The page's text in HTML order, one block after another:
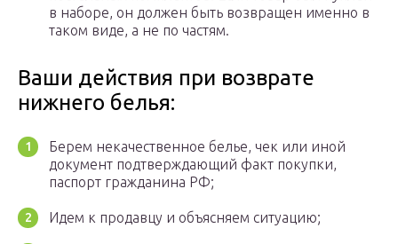
в наборе, он должен быть возвращен именно в
таком виде, а не по частям.
Ваши действия при возврате
нижнего белья:
Берем некачественное белье, чек или иной
документ подтверждающий факт покупки,
паспорт гражданина РФ;
Идем к продавцу и объясняем ситуацию;